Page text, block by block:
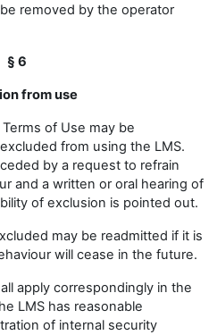
removed by the operator
§ 6
from use
of Use may be
from using the LMS.
by a request to refrain
and a written or oral hearing of
of exclusion is pointed out.
may be readmitted if it is
will cease in the future.
apply correspondingly in the
LMS has reasonable
of internal security